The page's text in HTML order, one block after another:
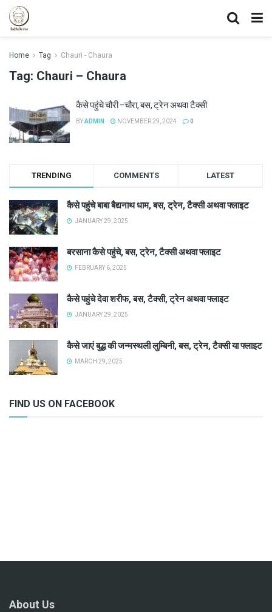
Home Tag Chauri - Chaura
Tag: Chauri – Chaura
कैसे पहुंचे चौरी –चौरा, बस, ट्रेन अथवा टैक्सी
BYADMIN NOVEMBER 29, 2024 0
TRENDING COMMENTS LATEST
कैसे पहुंचे बाबा बैद्यनाथ धाम, बस, ट्रेन, टैक्सी अथवा फ्लाइट
JANUARY 29, 2025
बरसाना कैसे पहुंचे, बस, ट्रेन, टैक्सी अथवा फ्लाइट
FEBRUARY 6, 2025
कैसे पहुंचे देवा शरीफ, बस, टैक्सी, ट्रेन अथवा फ्लाइट
JANUARY 29, 2025
कैसे जाएं बुद्ध की जन्मस्थली लुम्बिनी, बस, ट्रेन, टैक्सी या फ्लाइट
MARCH 29, 2025
FIND US ON FACEBOOK
About Us